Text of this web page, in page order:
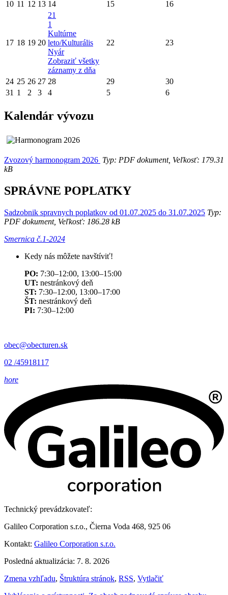
10 11 12 13 14 15 16
17 18 19 20
21
1
Kultúrne
leto/Kulturális
Nyár
Zobraziť všetky
záznamy z dňa
22 23
24 25 26 27 28 29
30
31 1 2 3 4 5 6
Kalendár vývozu
Zvozový harmonogram 2026 Typ: PDF dokument, Veľkosť: 179.31
kB
SPRÁVNE POPLATKY
Sadzobnik spravnych poplatkov od 01.07.2025 do 31.07.2025 Typ:
PDF dokument, Veľkosť: 186.28 kB
Smernica č.1-2024
Kedy nás môžete navštíviť!
PO: 7:30–12:00, 13:00–15:00
UT: nestránkový deň
ST: 7:30–12:00, 13:00–17:00
ŠT: nestránkový deň
PI: 7:30–12:00
obec@obecturen.sk
02 /45918117
hore
Technický prevádzkovateľ:
Galileo Corporation s.r.o., Čierna Voda 468, 925 06
Kontakt: Galileo Corporation s.r.o.
Posledná aktualizácia: 7. 8. 2026
Zmena vzhľadu, Štruktúra stránok, RSS, Vytlačiť